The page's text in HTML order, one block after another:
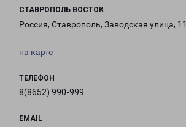
СТАВРОПОЛЬ ВОСТОК
Россия, Ставрополь, Заводская улица, 11
на карте
ТЕЛЕФОН
8(8652) 990-999
EMAIL